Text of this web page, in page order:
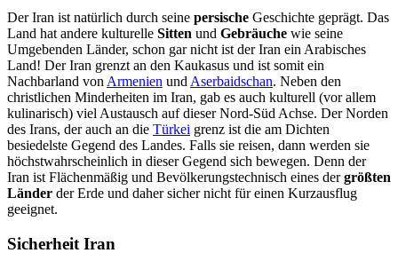
Der Iran ist natürlich durch seine persische Geschichte geprägt. Das
Land hat andere kulturelle Sitten und Gebräuche wie seine
Umgebenden Länder, schon gar nicht ist der Iran ein Arabisches
Land! Der Iran grenzt an den Kaukasus und ist somit ein
Nachbarland vonArmenien undAserbaidschan. Neben den
christlichen Minderheiten im Iran, gab es auch kulturell (vor allem
kulinarisch) viel Austausch auf dieser Nord-Süd Achse. Der Norden
des Irans, der auch an die Türkei grenz ist die am Dichten
besiedelste Gegend des Landes. Falls sie reisen, dann werden sie
höchstwahrscheinlich in dieser Gegend sich bewegen. Denn der
Iran ist Flächenmäßig und Bevölkerungstechnisch eines dergrößten
Länder der Erde und daher sicher nicht für einen Kurzausflug
geeignet.
Sicherheit Iran